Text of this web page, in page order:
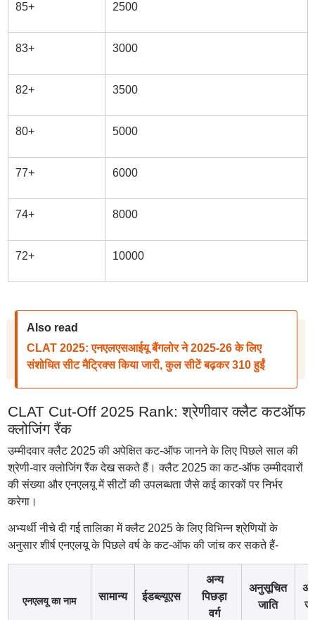
85+ 2500
83+ 3000
82+ 3500
80+ 5000
77+ 6000
74+ 8000
72+ 10000
Also read
CLAT 2025: एनएलएसआईयू बैंगलोर ने 2025-26 के लिए
संशोधित सीट मैट्रिक्स किया जारी, कुल सीटें बढ़कर 310 हुईं
CLAT Cut-Off 2025 Rank: श्रेणीवार क्लैट कटऑफ
क्लोजिंग रैंक
उम्मीदवार क्लैट 2025 की अपेक्षित कट-ऑफ जानने के लिए पिछले साल की
श्रेणी-वार क्लोजिंग रैंक देख सकते हैं। क्लैट 2025 का कट-ऑफ उम्मीदवारों
की संख्या और एनएलयू में सीटों की उपलब्धता जैसे कई कारकों पर निर्भर
करेगा।
अभ्यर्थी नीचे दी गई तालिका में क्लैट 2025 के लिए विभिन्न श्रेणियों के
अनुसार शीर्ष एनएलयू के पिछले वर्ष के कट-ऑफ की जांच कर सकते हैं-
एनएलयू का नाम सामान्य ईडब्ल्यूएस
अन्य
पिछड़ा
वर्ग
अनुसूचित
जाति